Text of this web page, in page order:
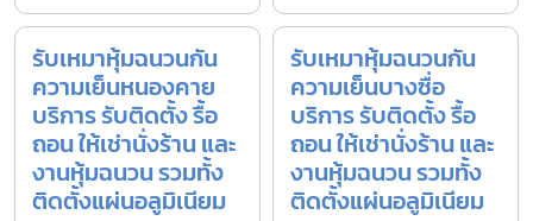
รับเหมาหุ้มฉนวนกัน
ความเย็นหนองคาย
บริการ รับติดตั้ง รื้อ
ถอน ให้เช่านั่งร้าน และ
งานหุ้มฉนวน รวมทั้ง
ติดตั้งแผ่นอลูมิเนียม
รับเหมาหุ้มฉนวนกัน
ความเย็นบางซื่อ
บริการ รับติดตั้ง รื้อ
ถอน ให้เช่านั่งร้าน และ
งานหุ้มฉนวน รวมทั้ง
ติดตั้งแผ่นอลูมิเนียม